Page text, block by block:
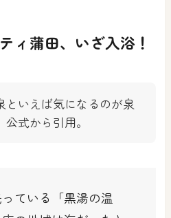
ィ蒲田、いざ入浴！
といえば気になるのが泉
式から引用。
ている「黒湯の温